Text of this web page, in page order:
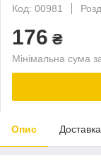
Код: 00981
176 ₴
Мінімальна сума
Опис Доставка